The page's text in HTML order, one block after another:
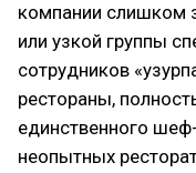
компании слишком
или узкой группы
сотрудников
рестораны,
единственного
неопытных